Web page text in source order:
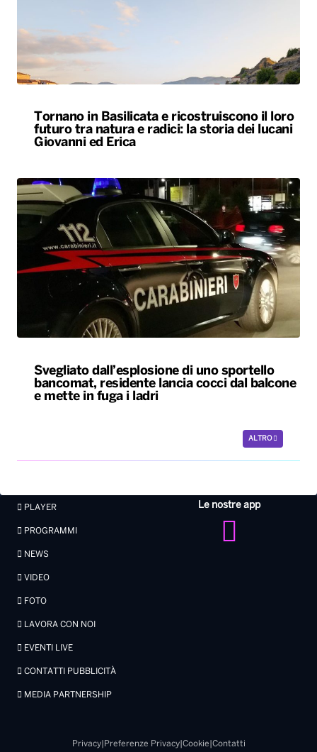
Tornano in Basilicata e ricostruiscono il loro
futuro tra natura e radici: la storia dei lucani
Giovanni ed Erica
Svegliato dall’esplosione di uno sportello
bancomat, residente lancia cocci dal balcone
e mette in fuga i ladri
ALTRO
Le nostre app
PLAYER
PROGRAMMI
NEWS
VIDEO
FOTO
LAVORA CON NOI
EVENTI LIVE
CONTATTI PUBBLICITÀ
MEDIA PARTNERSHIP
Privacy| Preferenze Privacy| Cookie Contatti